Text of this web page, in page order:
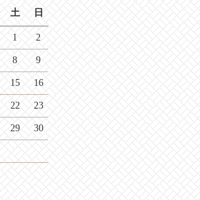
土 日
1 2
8 9
15 16
22 23
29 30